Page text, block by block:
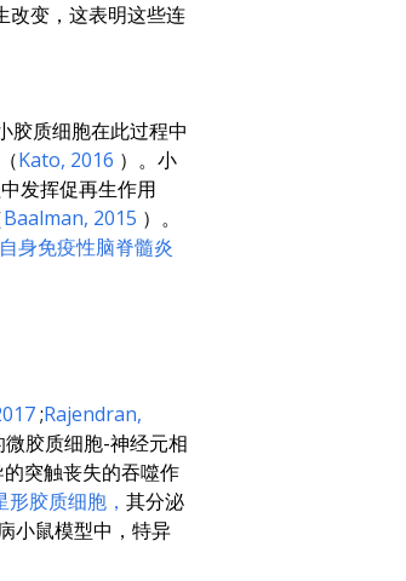
改变，这表明这些连
胶质细胞在此过程中
Kato, 2016 ）。小
发挥促再生作用
Baalman, 2015 ）。
身免疫性脑脊髓炎
;Rajendran,
胶质细胞-神经元相
突触丧失的吞噬作
形胶质细胞， 其分泌
小鼠模型中，特异